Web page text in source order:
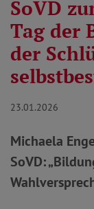
SoVD
Tag der
der
23.01.2026
Michaela
SoVD: